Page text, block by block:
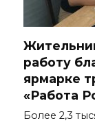
работу
ярмарке
«Работа
Более 2,3